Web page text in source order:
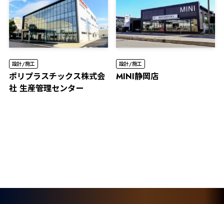
設計/施工
ポリプラスチックス株式会
社 生産管理センター
設計/施工
MINI静岡店